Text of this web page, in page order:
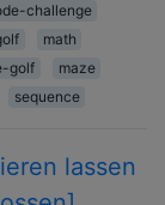
challenge
math
golf
maze
sequence
lassen